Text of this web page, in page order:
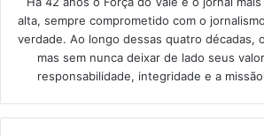
alta, sempre comprometido com o
verdade. Ao longo dessas quatro décadas,
mas sem nunca deixar de lado seus
responsabilidade, integridade e a